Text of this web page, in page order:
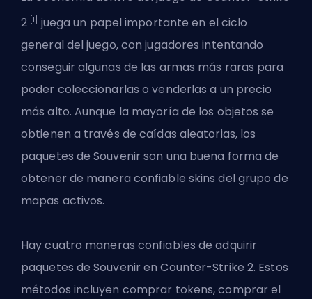
2 [1]
juega un papel importante en el ciclo
general del juego, con jugadores intentando
conseguir algunas de las armas más raras para
poder coleccionarlas o venderlas a un precio
más alto. Aunque la mayoría de los objetos se
obtienen a través de caídas aleatorias, los
paquetes de Souvenir son una buena forma de
obtener de manera confiable skins del grupo de
mapas activos.
Hay cuatro maneras confiables de adquirir
paquetes de Souvenir en Counter-Strike 2. Estos
métodos incluyen comprar tokens, comprar el